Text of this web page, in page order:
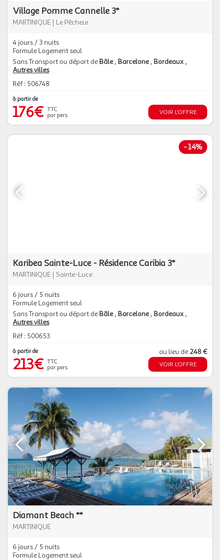
Village Pomme Cannelle 3*
MARTINIQUE | Le Pêcheur
4 jours / 3 nuits
Formule Logement seul
Sans Transport ou départ de Bâle Barcelone Bordeaux
Autres villes
Réf : 506748
à partir de
176€ TTC
par pers.
VOIR L'OFFRE
-14%
Karibea Sainte-Luce - Résidence Caribia 3*
MARTINIQUE | Sainte-Luce
6 jours / 5 nuits
Formule Logement seul
Sans Transport ou départ de Bâle Barcelone Bordeaux
Autres villes
Réf : 500653
à partir de
213€ TTC
par pers.
au lieu de 248 €
VOIR L'OFFRE
Diamant Beach **
MARTINIQUE
6 jours / 5 nuits
Formule Logement seul